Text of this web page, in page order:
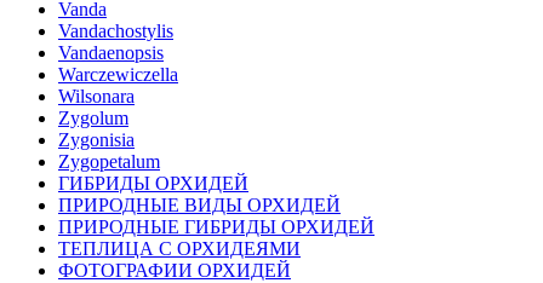
Vanda
Vandachostylis
Vandaenopsis
Warczewiczella
Wilsonara
Zygolum
Zygonisia
Zygopetalum
ГИБРИДЫ ОРХИДЕЙ
ПРИРОДНЫЕ ВИДЫ ОРХИДЕЙ
ПРИРОДНЫЕ ГИБРИДЫ ОРХИДЕЙ
ТЕПЛИЦА С ОРХИДЕЯМИ
ФОТОГРАФИИ ОРХИДЕЙ